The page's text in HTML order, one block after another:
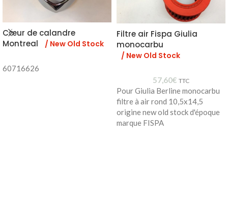
Cœur de calandre
Montreal
/ New Old Stock
60716626
Filtre air Fispa Giulia
monocarbu
/ New Old Stock
57,60€ TTC
Pour Giulia Berline monocarbu
filtre à air rond 10,5x14,5
origine new old stock d'époque
marque FISPA